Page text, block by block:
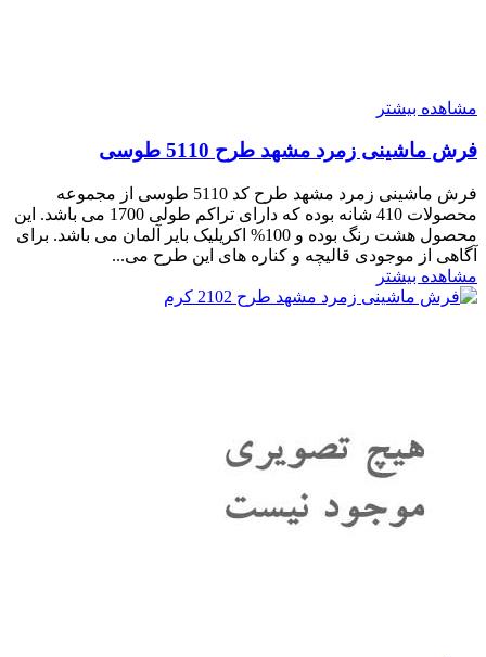
مشاهده بیشتر
فرش ماشینی زمرد مشهد طرح 5110 طوسی
فرش ماشینی زمرد مشهد طرح کد 5110 طوسی از مجموعه
محصولات 410 شانه بوده که دارای تراکم طولی 1700 می باشد. این
محصول هشت رنگ بوده و 100% اکریلیک بایر آلمان می باشد. برای
آگاهی از موجودی قالیچه و کناره های این طرح می...
مشاهده بیشتر